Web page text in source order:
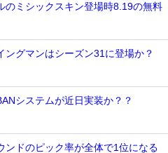
のミシックスキン登場時8.19の無料
ングマンはシーズン31に登場か？
システムが近日実装か？？
ンドのピック率が全体で1位になる